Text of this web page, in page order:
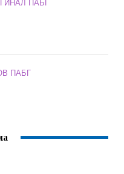
ПАБГ